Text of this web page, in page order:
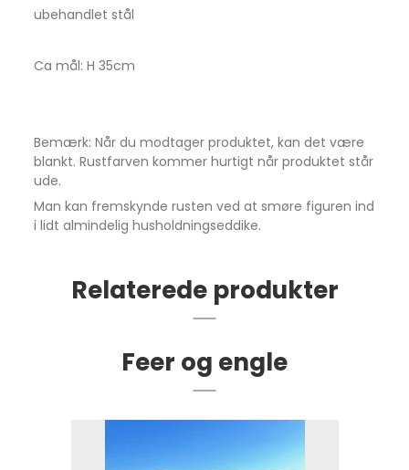
ubehandlet stål
Ca mål: H 35cm
Bemærk: Når du modtager produktet, kan det være
blankt. Rustfarven kommer hurtigt når produktet står
ude.
Man kan fremskynde rusten ved at smøre figuren ind
i lidt almindelig husholdningseddike.
Relaterede produkter
Feer og engle